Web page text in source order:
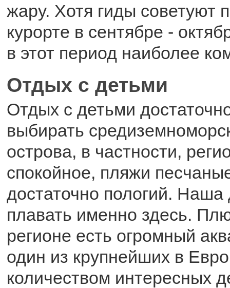
жару. Хотя гиды советуют
курорте в сентябре -
в этот период наиболее
Отдых с детьми
Отдых с детьми
выбирать
острова, в частности,
спокойное, пляжи
достаточно пологий. Наша
плавать именно здесь.
регионе есть огромный
один из крупнейших в
количеством интересных